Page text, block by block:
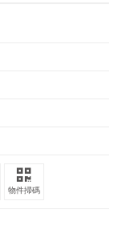
物件掃碼